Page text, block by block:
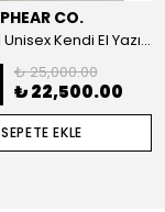
PHEAR CO.
14K ALTIN | Unisex Kendi El Yazın ile İstediğini Yazdır Plaka Kolye
₺ 25,000.00
₺ 22,500.00
SEPETE EKLE